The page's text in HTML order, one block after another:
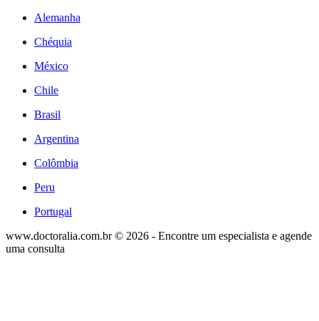
Alemanha
Chéquia
México
Chile
Brasil
Argentina
Colômbia
Peru
Portugal
www.doctoralia.com.br © 2026 - Encontre um especialista e agende
uma consulta